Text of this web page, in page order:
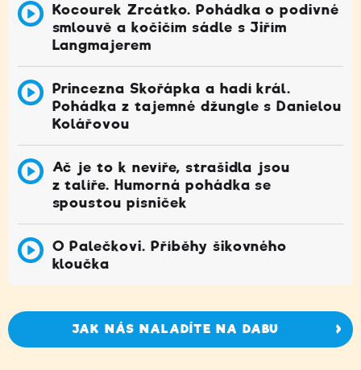
Kocourek Zrcátko. Pohádka o podivné
smlouvě a kočičím sádle s Jiřím
Langmajerem
Princezna Skořápka a hadí král.
Pohádka z tajemné džungle s Danielou
Kolářovou
Ač je to k nevíře, strašidla jsou
z talíře. Humorná pohádka se
spoustou písniček
O Palečkovi. Příběhy šikovného
kloučka
JAK NÁS NALADÍTE NA DABU